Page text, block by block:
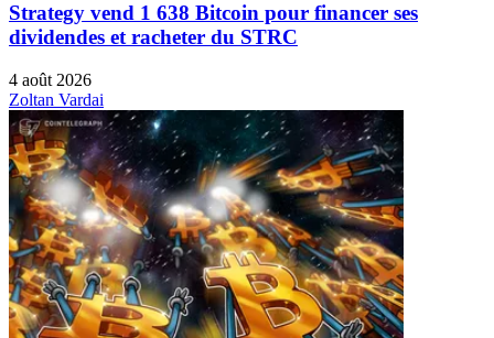
Strategy vend 1 638 Bitcoin pour financer ses
dividendes et racheter du STRC
4 août 2026
Zoltan Vardai